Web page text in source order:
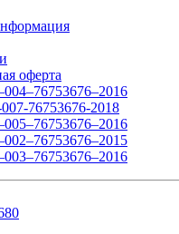
оферта
76753676-2018